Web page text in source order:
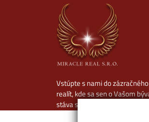
Vstúpte s nami do
realít, kde sa sen o Vašom
stáva skutočnosťou.